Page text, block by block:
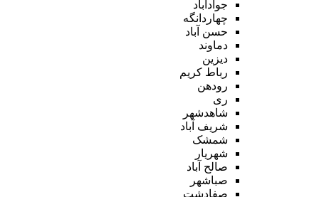
جوادآباد
چهاردانگه
حسن آباد
دماوند
دیزین
رباط کریم
رودهن
ری
شاهدشهر
شریف آباد
شمشک
شهریار
صالح آباد
صباشهر
صفادشت